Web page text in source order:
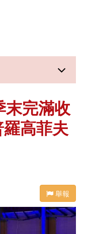
末完滿收
高菲夫
舉報